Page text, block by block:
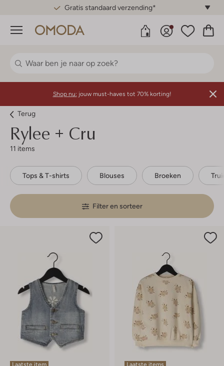
Gratis standaard verzending*
Menu
Shop nu: jouw must-haves tot 70% korting!
Terug
Rylee + Cru
11 items
Tops & T-shirts Blouses Broeken
Filter en sorteer
Laatste item
Laatste items